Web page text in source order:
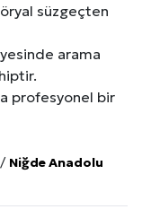
süzgeçten
arama
profesyonel bir
/ Niğde Anadolu